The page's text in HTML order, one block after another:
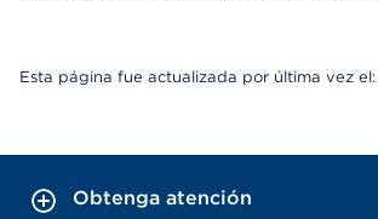
Esta página fue actualizada por última vez
Obtenga atención